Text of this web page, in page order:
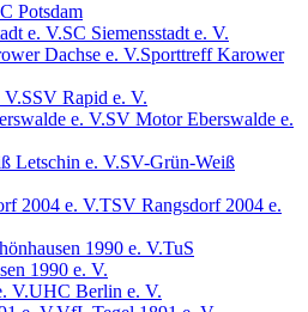
Potsdam
SC Siemensstadt e. V.
Sporttreff Karower
SSV Rapid e. V.
SV Motor Eberswalde e.
SV-Grün-Weiß
TSV Rangsdorf 2004 e.
TuS
1990 e. V.
UHC Berlin e. V.